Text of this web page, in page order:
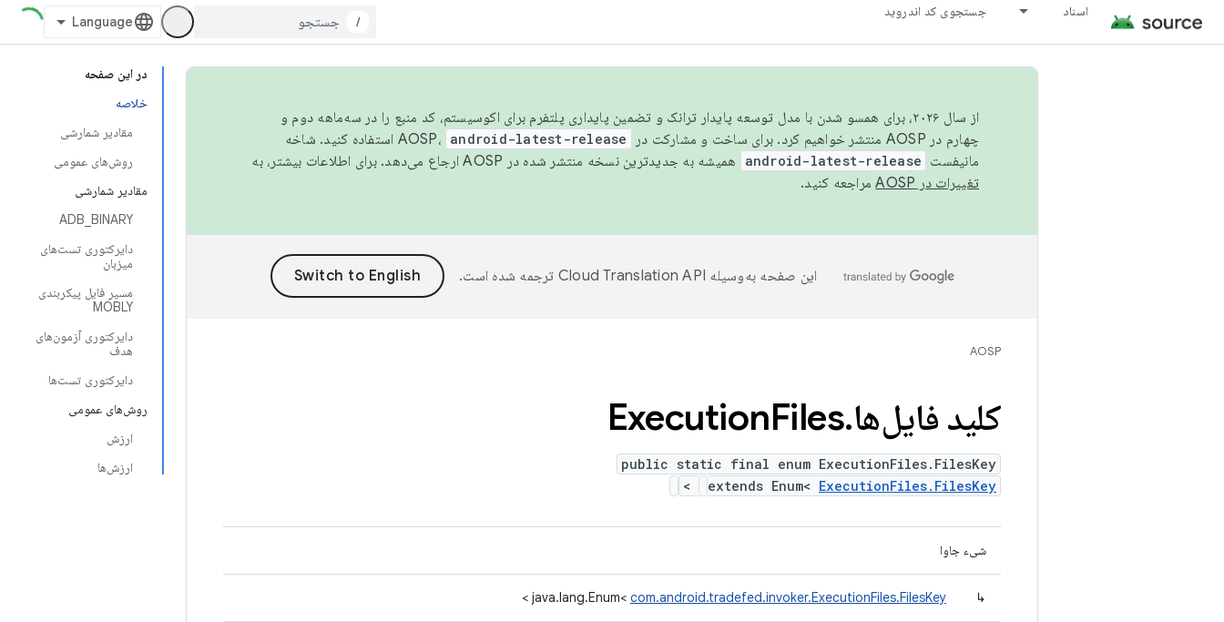
اسناد جستجوی کد اندروید
/
در این صفحه
خلاصه
مقادیر شمارشی
روش‌های عمومی
مقادیر شمارشی
ADB_BINARY
دایرکتوری تست‌های
میزبان
مسیر فایل پیکربندی
MOBLY
دایرکتوری آزمون‌های
هدف
دایرکتوری تست‌ها
روش‌های عمومی
ارزش
ارزش‌ها
از سال ۲۰۲۶، برای همسو شدن با مدل توسعه پایدار ترانک و تضمین پایداری پلتفرم برای اکوسیستم، کد منبع را در سه‌ماهه دوم و
چهارم در AOSP منتشر خواهیم کرد. برای ساخت و مشارکت در AOSP،
android-latest-release
استفاده کنید. شاخه
مانیفست android-latest-release
همیشه به جدیدترین نسخه منتشر شده در AOSP ارجاع می‌دهد. برای اطلاعات بیشتر، به
تغییرات در AOSP
مراجعه کنید.
این صفحه به‌وسیله ترجمه شده است.
AOSP
کلید فایل‌ها.
ExecutionFiles
public static final enum ExecutionFiles.FilesKey
extends Enum< ExecutionFiles.FilesKey
>
شیء جاوا
↳
java.lang.Enum< com.android.tradefed.invoker.ExecutionFiles.FilesKey
>